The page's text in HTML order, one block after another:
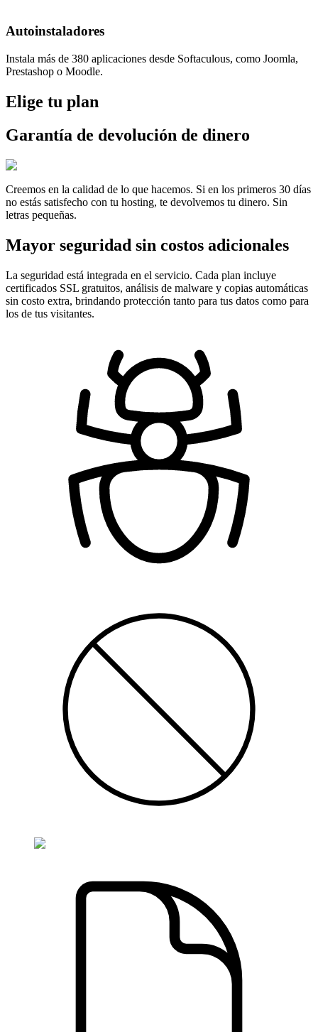
Autoinstaladores
Instala más de 380 aplicaciones desde Softaculous, como Joomla,
Prestashop o Moodle.
Elige tu plan
Garantía de devolución de dinero
Creemos en la calidad de lo que hacemos. Si en los primeros 30 días
no estás satisfecho con tu hosting, te devolvemos tu dinero. Sin
letras pequeñas.
Mayor seguridad sin costos adicionales
La seguridad está integrada en el servicio. Cada plan incluye
certificados SSL gratuitos, análisis de malware y copias automáticas
sin costo extra, brindando protección tanto para tus datos como para
los de tus visitantes.